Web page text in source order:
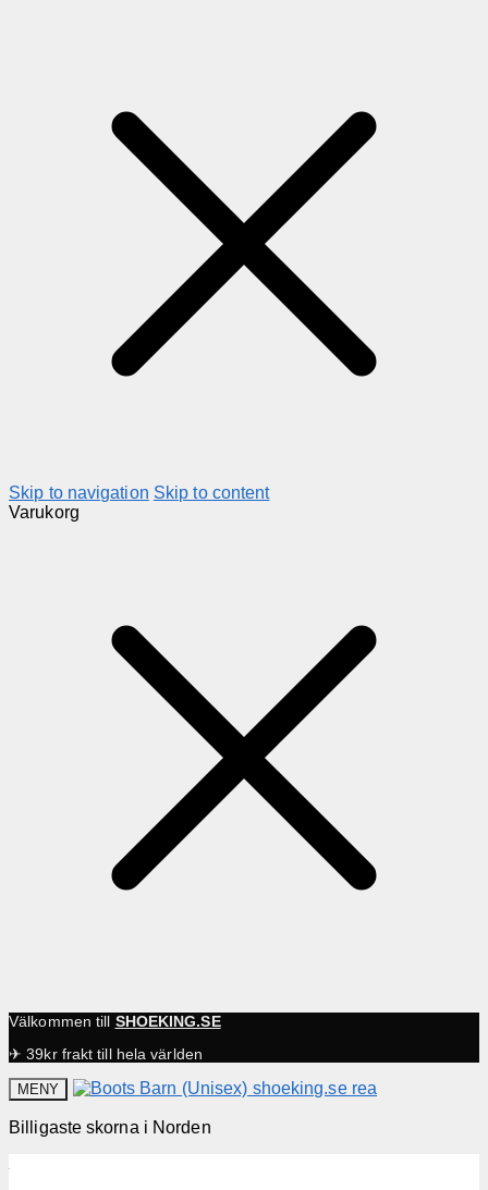
Skip to navigation Skip to content
Varukorg
Välkommen till SHOEKING.SE
✈ 39kr frakt till hela världen
MENY
Billigaste skorna i Norden